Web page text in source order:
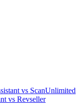
vs ScanUnlimited
vs Revseller